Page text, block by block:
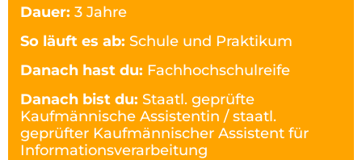
Dauer: 3 Jahre
So läuft es ab: Schule und Praktikum
Danach hast du: Fachhochschulreife
Danach bist du: Staatl. geprüfte
Kaufmännische Assistentin / staatl.
geprüfter Kaufmännischer Assistent für
Informationsverarbeitung